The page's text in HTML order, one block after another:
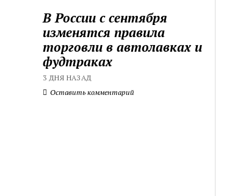
В России с сентября
изменятся правила
торговли в автолавках и
фудтраках
3 ДНЯ НАЗАД
Оставить комментарий